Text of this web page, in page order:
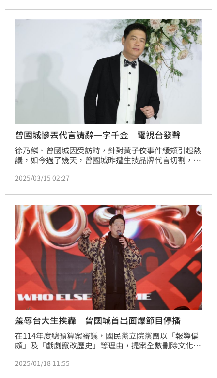
曾國城慘丟代言請辭一字千金 電視台發聲
徐乃麟、曾國城因受訪時，針對黃子佼事件緩頰引起熱
議，如今過了幾天，曾國城昨遭生技品牌代言切割，今
視台也發406字聲明回應了。蔡維歆
2025/03/15 02:27
羞辱台大生挨轟 曾國城首出面爆節目停播
在114年度總預算案審議，國民黨立院黨團以「報導偏
頗」及「戲劇竄改歷史」等理由，提案全數刪除文化部
引起關注。而主持公視《一字千金》的曾國城如今也出
2025/01/18 11:55